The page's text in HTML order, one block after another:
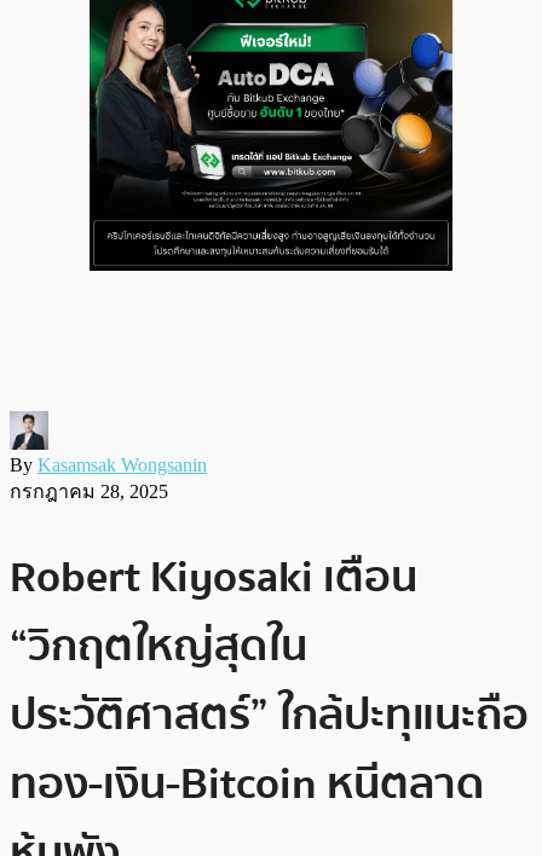
By Kasamsak Wongsanin
กรกฎาคม 28, 2025
Robert Kiyosaki เตือน
“วิกฤตใหญ่สุดใน
ประวัติศาสตร์” ใกล้ปะทุแนะถือ
ทอง-เงิน-Bitcoin หนีตลาด